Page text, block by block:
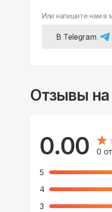
Или напишите нам в
В Telegram
Отзывы на
0.00 0
5
4
3